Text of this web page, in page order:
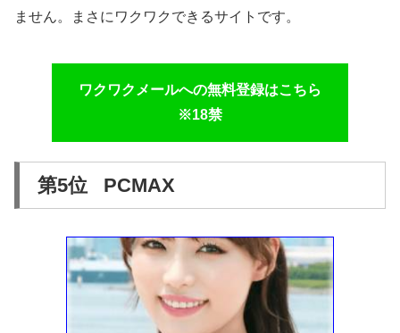
ません。まさにワクワクできるサイトです。
ワクワクメールへの無料登録はこちら
※18禁
第5位 PCMAX